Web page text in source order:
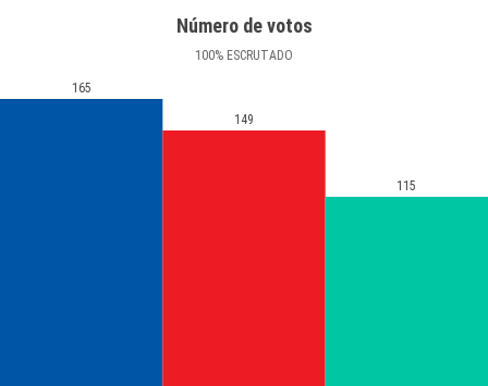
Número de votos
100% ESCRUTADO
165
149
115